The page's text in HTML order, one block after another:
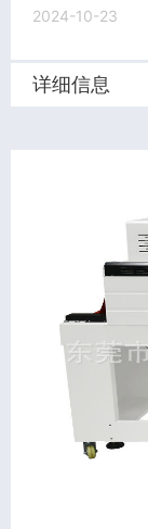
2024-10-23
详细信息